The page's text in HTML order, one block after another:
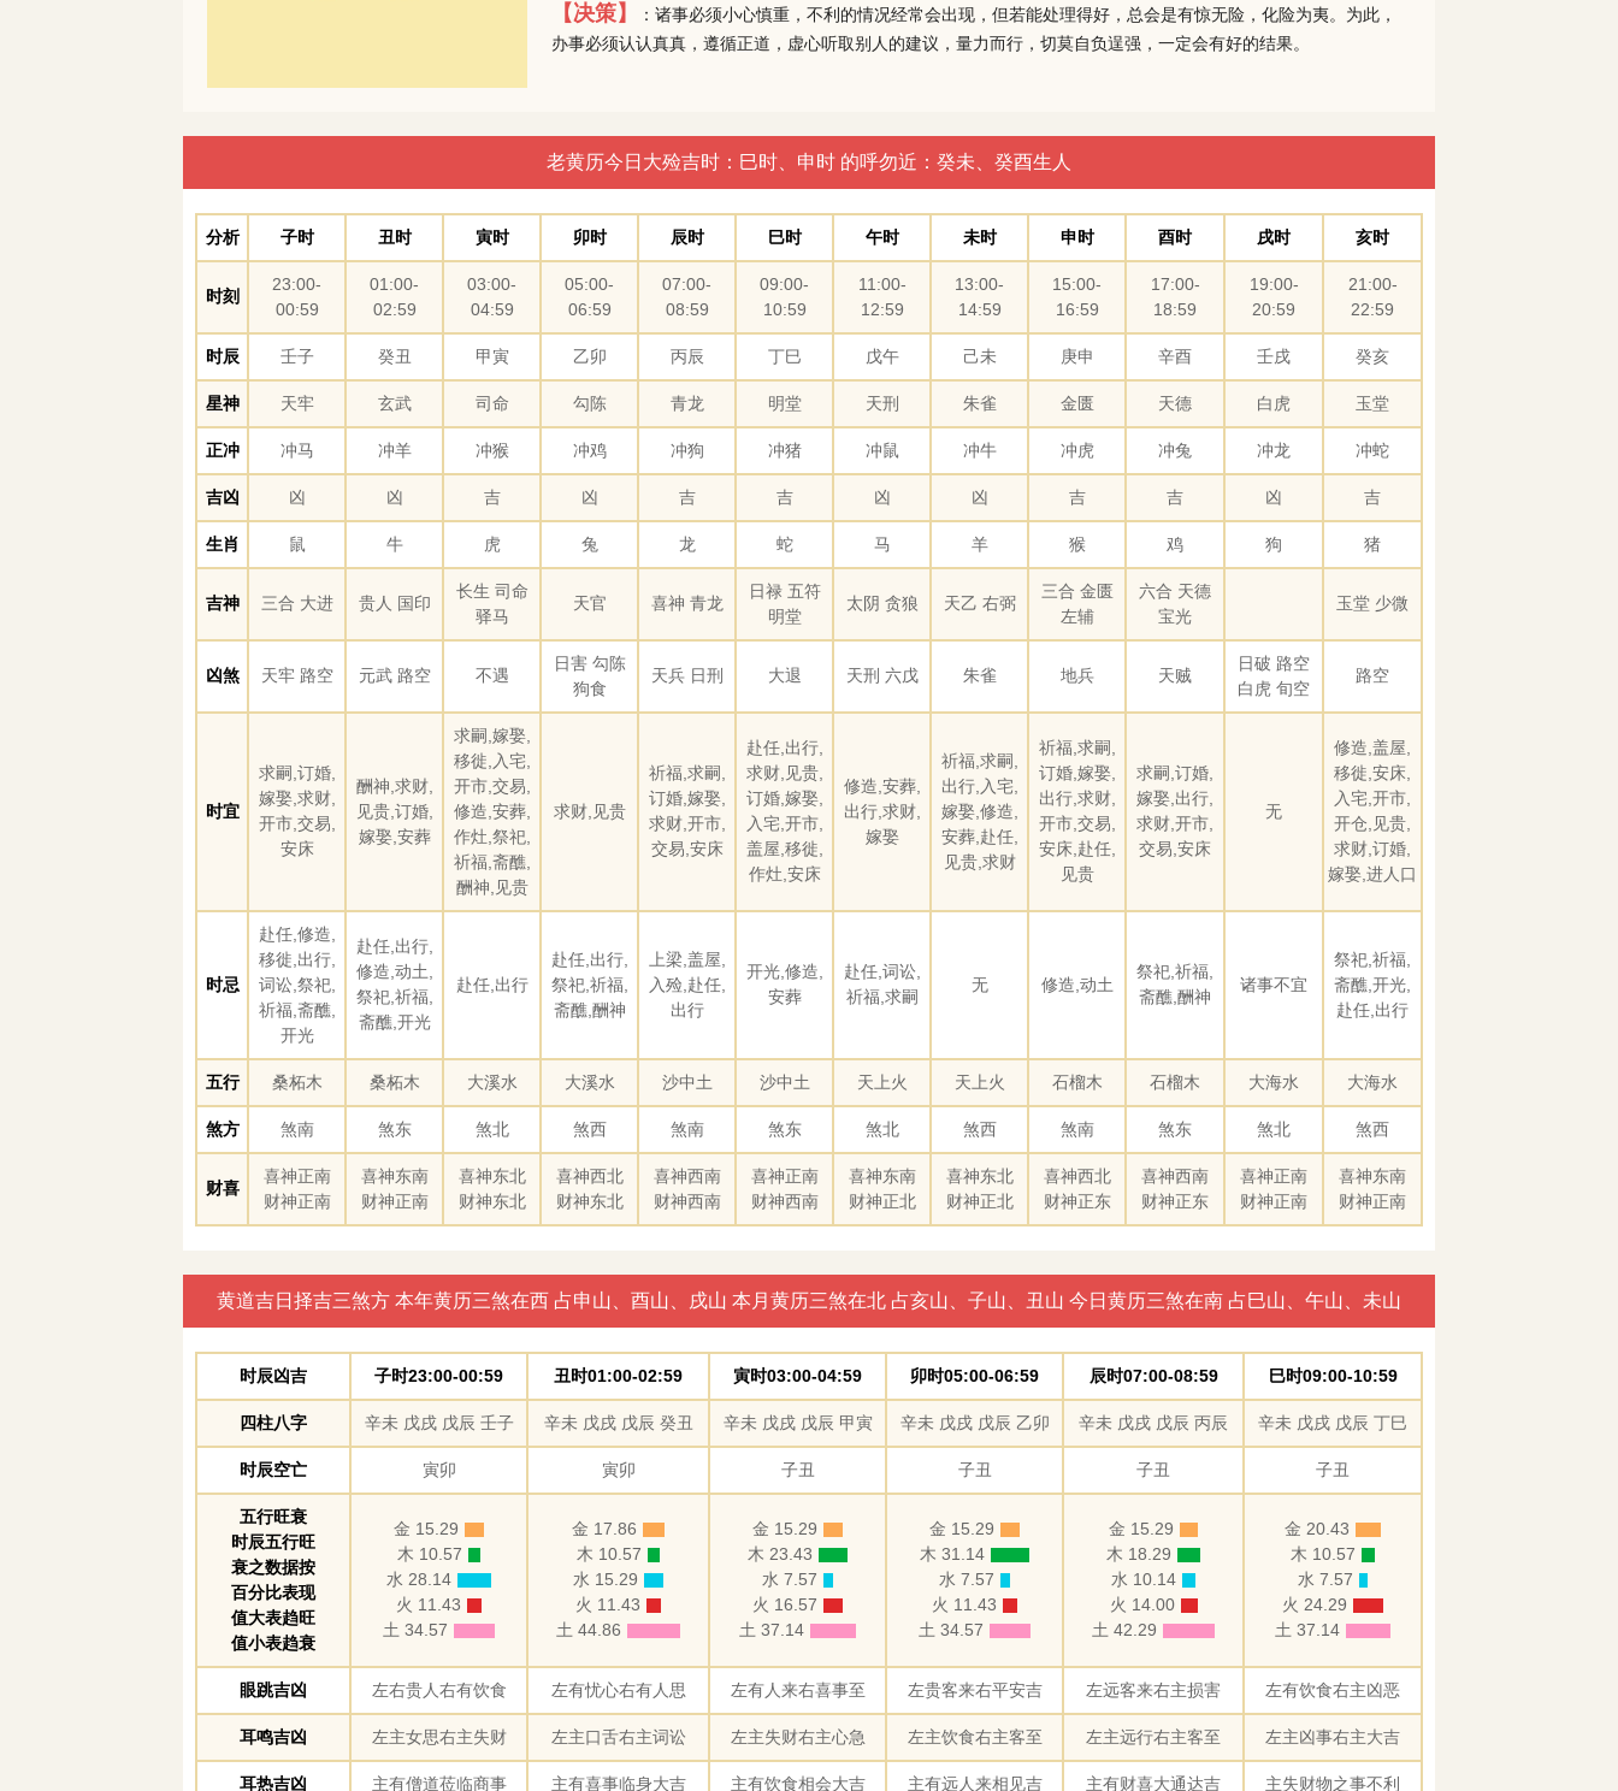
【决策】
：诸事必须小心慎重，不利的情况经常会出现，但若能处理得好，总会是有惊无险，化险为夷。为此，
办事必须认认真真，遵循正道，虚心听取别人的建议，量力而行，切莫自负逞强，一定会有好的结果。
老黄历今日大殓吉时：巳时、申时 的呼勿近：癸未、癸酉生人
分析 子时 丑时 寅时 卯时 辰时 巳时 午时 未时 申时 酉时 戌时 亥时
时刻
23:00-
00:59
01:00-
02:59
03:00-
04:59
05:00-
06:59
07:00-
08:59
09:00-
10:59
11:00-
12:59
13:00-
14:59
15:00-
16:59
17:00-
18:59
19:00-
20:59
21:00-
22:59
时辰 壬子 癸丑 甲寅 乙卯 丙辰 丁巳 戊午 己未 庚申 辛酉 壬戌 癸亥
星神 天牢 玄武 司命 勾陈 青龙 明堂 天刑 朱雀 金匮 天德 白虎 玉堂
正冲 冲马 冲羊 冲猴 冲鸡 冲狗 冲猪 冲鼠 冲牛 冲虎 冲兔 冲龙 冲蛇
吉凶 凶 凶 吉 凶 吉 吉 凶 凶 吉 吉 凶 吉
生肖 鼠 牛 虎 兔 龙 蛇 马 羊 猴 鸡 狗 猪
吉神 三合 大进 贵人 国印
长生 司命
驿马
天官 喜神 青龙
日禄 五符
明堂
太阴 贪狼 天乙 右弼
三合 金匮
左辅
六合 天德
宝光
玉堂 少微
凶煞 天牢 路空 元武 路空 不遇
日害 勾陈
狗食
天兵 日刑 大退 天刑 六戊 朱雀 地兵 天贼
日破 路空
白虎 旬空
路空
时宜
求嗣,订婚,
嫁娶,求财,
开市,交易,
安床
酬神,求财,
见贵,订婚,
嫁娶,安葬
求嗣,嫁娶,
移徙,入宅,
开市,交易,
修造,安葬,
作灶,祭祀,
祈福,斋醮,
酬神,见贵
求财,见贵
祈福,求嗣,
订婚,嫁娶,
求财,开市,
交易,安床
赴任,出行,
求财,见贵,
订婚,嫁娶,
入宅,开市,
盖屋,移徙,
作灶,安床
修造,安葬,
出行,求财,
嫁娶
祈福,求嗣,
出行,入宅,
嫁娶,修造,
安葬,赴任,
见贵,求财
祈福,求嗣,
订婚,嫁娶,
出行,求财,
开市,交易,
安床,赴任,
见贵
求嗣,订婚,
嫁娶,出行,
求财,开市,
交易,安床
无
修造,盖屋,
移徙,安床,
入宅,开市,
开仓,见贵,
求财,订婚,
嫁娶,进人口
时忌
赴任,修造,
移徙,出行,
词讼,祭祀,
祈福,斋醮,
开光
赴任,出行,
修造,动土,
祭祀,祈福,
斋醮,开光
赴任,出行
赴任,出行,
祭祀,祈福,
斋醮,酬神
上梁,盖屋,
入殓,赴任,
出行
开光,修造,
安葬
赴任,词讼,
祈福,求嗣
无 修造,动土
祭祀,祈福,
斋醮,酬神
诸事不宜
祭祀,祈福,
斋醮,开光,
赴任,出行
五行 桑柘木 桑柘木 大溪水 大溪水 沙中土 沙中土 天上火 天上火 石榴木 石榴木 大海水 大海水
煞方 煞南 煞东 煞北 煞西 煞南 煞东 煞北 煞西 煞南 煞东 煞北 煞西
财喜
喜神正南
财神正南
喜神东南
财神正南
喜神东北
财神东北
喜神西北
财神东北
喜神西南
财神西南
喜神正南
财神西南
喜神东南
财神正北
喜神东北
财神正北
喜神西北
财神正东
喜神西南
财神正东
喜神正南
财神正南
喜神东南
财神正南
黄道吉日择吉三煞方 本年黄历三煞在西 占申山、酉山、戌山 本月黄历三煞在北 占亥山、子山、丑山 今日黄历三煞在南 占巳山、午山、未山
时辰凶吉 子时23:00-00:59 丑时01:00-02:59 寅时03:00-04:59 卯时05:00-06:59 辰时07:00-08:59 巳时09:00-10:59
四柱八字 辛未 戊戌 戊辰 壬子 辛未 戊戌 戊辰 癸丑 辛未 戊戌 戊辰 甲寅 辛未 戊戌 戊辰 乙卯 辛未 戊戌 戊辰 丙辰 辛未 戊戌 戊辰 丁巳
时辰空亡 寅卯 寅卯 子丑 子丑 子丑 子丑
五行旺衰
时辰五行旺
衰之数据按
百分比表现
值大表趋旺
值小表趋衰
金 15.29
木 10.57
水 28.14
火 11.43
土 34.57
金 17.86
木 10.57
水 15.29
火 11.43
土 44.86
金 15.29
木 23.43
水 7.57
火 16.57
土 37.14
金 15.29
木 31.14
水 7.57
火 11.43
土 34.57
金 15.29
木 18.29
水 10.14
火 14.00
土 42.29
金 20.43
木 10.57
水 7.57
火 24.29
土 37.14
眼跳吉凶 左右贵人右有饮食 左有忧心右有人思 左有人来右喜事至 左贵客来右平安吉 左远客来右主损害 左有饮食右主凶恶
耳鸣吉凶 左主女思右主失财 左主口舌右主词讼 左主失财右主心急 左主饮食右主客至 左主远行右主客至 左主凶事右主大吉
耳热吉凶 主有僧道莅临商事 主有喜事临身大吉 主有饮食相会大吉 主有远人来相见吉 主有财喜大通达吉 主失财物之事不利